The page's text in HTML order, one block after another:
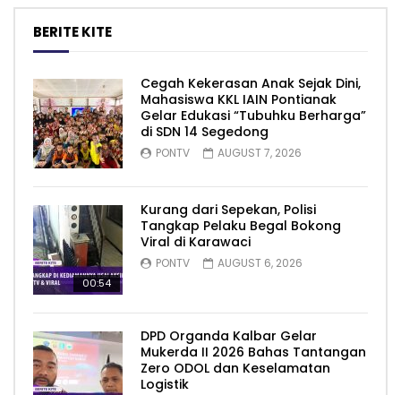
BERITE KITE
Cegah Kekerasan Anak Sejak Dini,
Mahasiswa KKL IAIN Pontianak
Gelar Edukasi “Tubuhku Berharga”
di SDN 14 Segedong
PONTV AUGUST 7, 2026
00:54
Kurang dari Sepekan, Polisi
Tangkap Pelaku Begal Bokong
Viral di Karawaci
PONTV AUGUST 6, 2026
DPD Organda Kalbar Gelar
Mukerda II 2026 Bahas Tantangan
Zero ODOL dan Keselamatan
Logistik